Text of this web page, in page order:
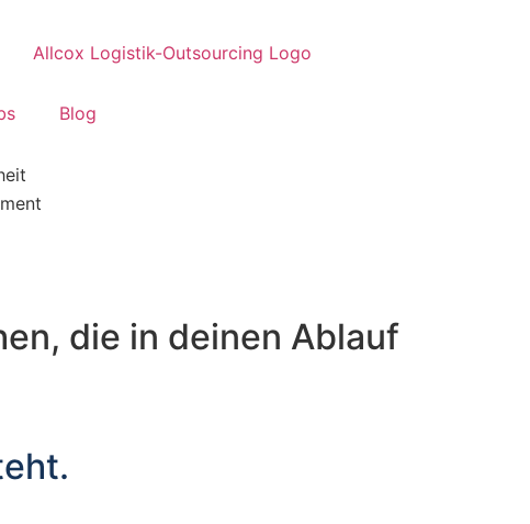
Blog
die in deinen Ablauf